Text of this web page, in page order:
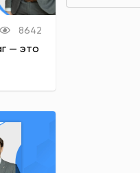
8642
— это